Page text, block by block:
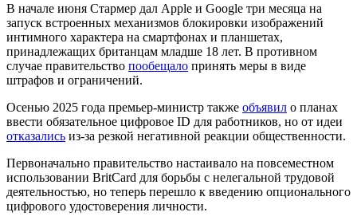
В начале июня Стармер дал Apple и Google три месяца на
запуск встроенных механизмов блокировки изображений
интимного характера на смартфонах и планшетах,
принадлежащих британцам младше 18 лет. В противном
случае правительство пообещало принять меры в виде
штрафов и ограничений.
Осенью 2025 года премьер-министр также объявил о планах
ввести обязательное цифровое ID для работников, но от идеи
отказались из-за резкой негативной реакции общественности.
Первоначально правительство настаивало на повсеместном
использовании BritCard для борьбы с нелегальной трудовой
деятельностью, но теперь перешло к введению опционального
цифрового удостоверения личности.